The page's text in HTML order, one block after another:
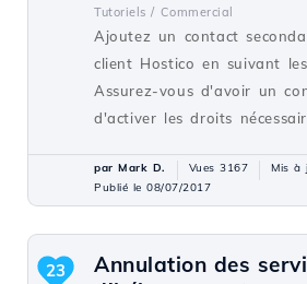
Tutoriels / Commercial
Ajoutez un contact
client Hostico en suivant
Assurez-vous d'avoir un
d'activer les droits
par Mark D. Vues 3167
Mis à
Publié le 08/07/2017
Annulation des
23